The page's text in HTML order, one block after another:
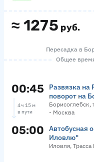
≈ 1275 руб.
Пересадка в
Общее
00:45
Развязка
поворот на
Борисоглебск,
- Москва
4 ч 15 м
в пути
05:00
Автобусная
Иловлю"
Иловля,